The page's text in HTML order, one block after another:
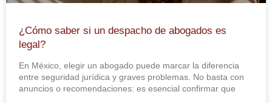
¿Cómo saber si un despacho de abogados es
legal?
En México, elegir un abogado puede marcar la diferencia
entre seguridad jurídica y graves problemas. No basta con
anuncios o recomendaciones: es esencial confirmar que